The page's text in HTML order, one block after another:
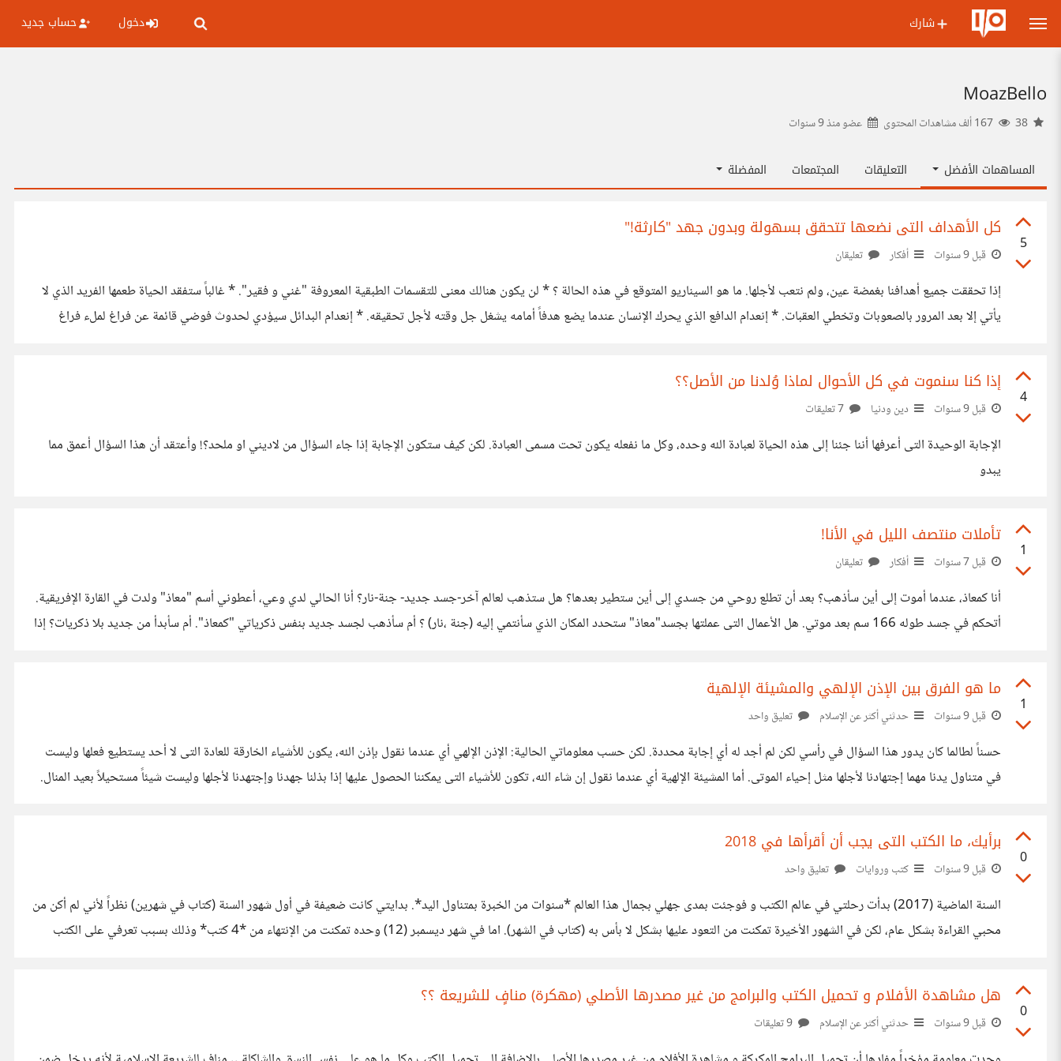
شارك دخول حساب جديد
MoazBello
عضو منذ9 سنوات
المساهمات الأفضل التعليقات المجتمعات المفضلة
5
كل الأهداف التى نضعها تتحقق بسهولة وبدون جهد "كارثة!"
قبل 9 سنوات أفكار تعليقان
إذا تحققت جميع أهدافنا بغمضة عين، ولم نتعب لأجلها. ما هو السيناريو المتوقع في هذه الحالة ؟ * لن يكون هنالك معنى للتقسمات الطبقية المعروفة "غني و فقير". * غالباً ستفقد الحياة طعمها الفريد الذي لا
يأتي إلا بعد المرور بالصعوبات وتخطي العقبات. * إنعدام الدافع الذي يحرك الإنسان عندما يضع هدفاً أمامه يشغل جل وقته لأجل تحقيقه. * إنعدام البدائل سيؤدي لحدوث فوضي قائمة عن فراغ لملء فراغ
4
إذا كنا سنموت في كل الأحوال لماذا وُلدنا من الأصل؟؟
قبل 9 سنوات دين ودنيا
الإجابة الوحيدة التى أعرفها أننا جئنا إلى هذه الحياة لعبادة الله وحده، وكل ما نفعله يكون تحت مسمى العبادة. لكن كيف ستكون الإجابة إذا جاء السؤال من لاديني او ملحد؟! وأعتقد أن هذا السؤال أعمق مما
يبدو
1
تأملات منتصف الليل في الأنا!
قبل 7 سنوات أفكار تعليقان
أنا كمعاذ، عندما أموت إلى أين سأذهب؟ بعد أن تطلع روحي من جسدي إلى أين ستطير بعدها؟ هل ستذهب لعالم آخر-جسد جديد- جنة-نار؟ أنا الحالي لدي وعي، أعطوني أسم "معاذ" ولدت في القارة الإفريقية.
أتحكم في جسد طوله 166 سم بعد موتي. هل الأعمال التى عملتها بجسد"معاذ" ستحدد المكان الذي سأنتمي إليه (جنة ،نار) ؟ أم سأذهب لجسد جديد بنفس ذكرياتي "كمعاذ". أم سأبدأ من جديد بلا ذكريات؟ إذا
1
ما هو الفرق بين الإذن الإلهي والمشيئة الإلهية
قبل 9 سنوات حدثني أكثر عن الإسلام تعليق واحد
حسناً لطالما كان يدور هذا السؤال في رأسي لكن لم أجد له أي إجابة محددة. لكن حسب معلوماتي الحالية: الإذن الإلهي أي عندما نقول بإذن الله، يكون للأشياء الخارقة للعادة التى لا أحد يستطيع فعلها وليست
في متناول يدنا مهما إجتهادنا لأجلها مثل إحياء الموتى. أما المشيئة الإلهية أي عندما نقول إن شاء الله، تكون للأشياء التى يمكننا الحصول عليها إذا بذلنا جهدنا وإجتهدنا لأجلها وليست شيئاً مستحيلاً بعيد المنال.
0
برأيك، ما الكتب التى يجب أن أقرأها في 2018
قبل 9 سنوات كتب وروايات تعليق واحد
السنة الماضية (2017) بدأت رحلتي في عالم الكتب و فوجئت بمدى جهلي بجمال هذا العالم *سنوات من الخبرة بمتناول اليد*. بدايتي كانت ضعيفة في أول شهور السنة (كتاب في شهرين) نظراً لأني لم أكن من
محبي القراءة بشكل عام، لكن في الشهور الأخيرة تمكنت من التعود عليها بشكل لا بأس به (كتاب في الشهر). اما في شهر ديسمبر (12) وحده تمكنت من الإنتهاء من *4 كتب* وذلك بسبب تعرفي على الكتب
0
هل مشاهدة الأفلام و تحميل الكتب والبرامج من غير مصدرها الأصلي (مهكرة) منافٍ للشريعة ؟؟
قبل 9 سنوات حدثني أكثر عن الإسلام